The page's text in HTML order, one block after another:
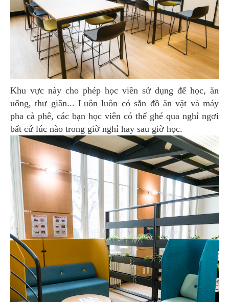
Khu vực này cho phép học viên sử dụng để học, ăn
uống, thư giãn... Luôn luôn có sẵn đồ ăn vặt và máy
pha cà phê, các bạn học viên có thể ghé qua nghỉ ngơi
bất cứ lúc nào trong giờ nghỉ hay sau giờ học.